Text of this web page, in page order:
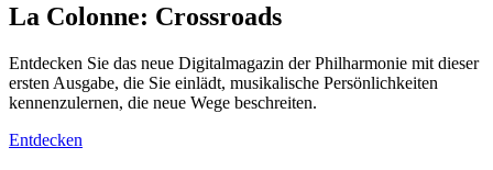
La Colonne: Crossroads
Entdecken Sie das neue Digitalmagazin der Philharmonie mit dieser
ersten Ausgabe, die Sie einlädt, musikalische Persönlichkeiten
kennenzulernen, die neue Wege beschreiten.
Entdecken